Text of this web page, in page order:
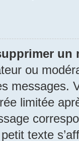
un
ou
messages.
limitée
texte